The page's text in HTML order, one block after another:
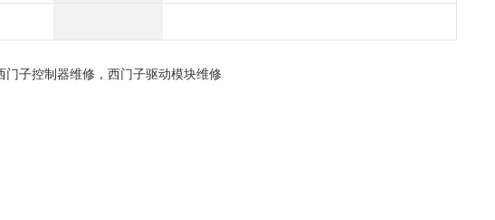
门子控制器维修，西门子驱动模块维修